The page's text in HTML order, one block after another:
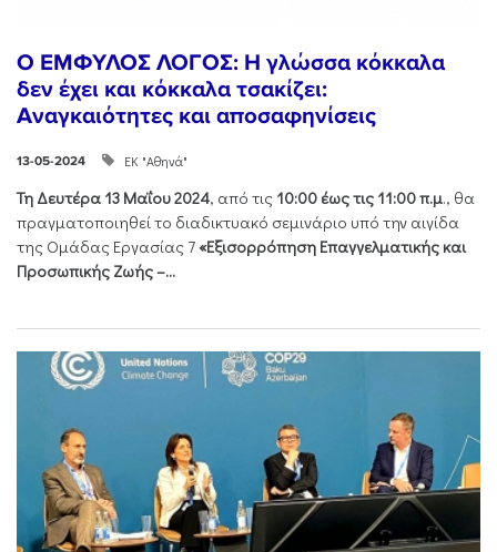
Ο ΕΜΦΥΛΟΣ ΛΟΓΟΣ: Η γλώσσα κόκκαλα
δεν έχει και κόκκαλα τσακίζει:
Αναγκαιότητες και αποσαφηνίσεις
13-05-2024 ΕΚ "Αθηνά"
Τη Δευτέρα 13 Μαΐου 2024, από τις 10:00 έως τις 11:00 π.μ., θα
πραγματοποιηθεί το διαδικτυακό σεμινάριο υπό την αιγίδα
της Ομάδας Εργασίας 7«Εξισορρόπηση Επαγγελματικής και
Προσωπικής Ζωής –...